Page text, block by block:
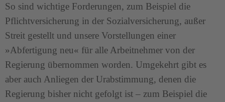
So sind wichtige Forderungen, zum Beispiel die
Pflichtversicherung in der Sozialversicherung, außer
Streit gestellt und unsere Vorstellungen einer
»Abfertigung neu« für alle Arbeitnehmer von der
Regierung übernommen worden. Umgekehrt gibt es
aber auch Anliegen der Urabstimmung, denen die
Regierung bisher nicht gefolgt ist – zum Beispiel die